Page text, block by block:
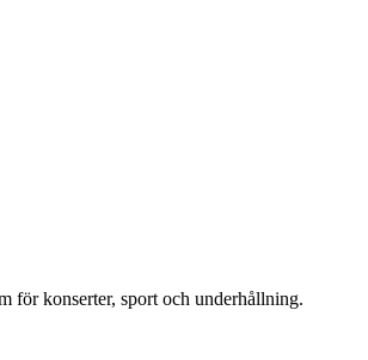
för konserter, sport och underhållning.